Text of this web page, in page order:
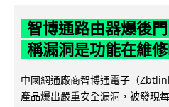
智博通路由器爆後
稱漏洞是功能在維
中國網通廠商智博通電子（
產品爆出嚴重安全漏洞，被發現